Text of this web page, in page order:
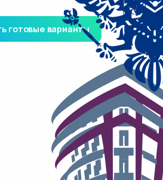
готовые варианты